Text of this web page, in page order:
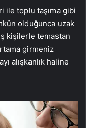
ile toplu taşıma gibi
olduğunca uzak
kişilerle temastan
girmeniz
alışkanlık haline